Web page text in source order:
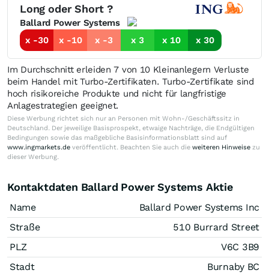
Long oder Short ?
Ballard Power Systems
x -30
x -10 x -3 x 3 x 10 x 30
Im Durchschnitt erleiden 7 von 10 Kleinanlegern Verluste
beim Handel mit Turbo-Zertifikaten. Turbo-Zertifikate sind
hoch risikoreiche Produkte und nicht für langfristige
Anlagestrategien geeignet.
Diese Werbung richtet sich nur an Personen mit Wohn-/Geschäftssitz in
Deutschland. Der jeweilige Basisprospekt, etwaige Nachträge, die Endgültigen
Bedingungen sowie das maßgebliche Basisinformationsblatt sind auf
www.ingmarkets.de veröffentlicht. Beachten Sie auch die weiteren Hinweise zu
dieser Werbung.
Kontaktdaten Ballard Power Systems Aktie
Name
Ballard Power Systems Inc
Straße
510 Burrard Street
PLZ
V6C 3B9
Stadt
Burnaby BC